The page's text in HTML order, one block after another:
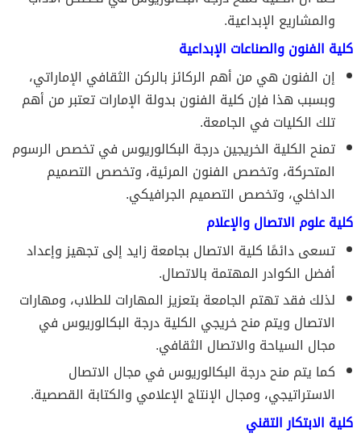
والمشاريع الإبداعية.
كلية الفنون والصناعات الإبداعية
إن الفنون هي من أهم الركائز بالركن الثقافي الإماراتي،
وبسبب هذا فإن كلية الفنون بدولة الإمارات تعتبر من أهم
تلك الكليات في الجامعة.
تمنح الكلية الخريجين درجة البكالوريوس في تخصص الرسوم
المتحركة، وتخصص الفنون المرئية، وتخصص التصميم
الداخلي، وتخصص التصميم الجرافيكي.
كلية علوم الاتصال والإعلام
تسعى دائمًا كلية الاتصال بجامعة زايد إلى تجهيز وإعداد
أفضل الكوادر المهتمة بالاتصال.
لذلك فقد تهتم الجامعة بتعزيز المهارات للطلاب، ومهارات
الاتصال ويتم منح خريجي الكلية درجة البكالوريوس في
مجال السياحة والاتصال الثقافي.
كما يتم منح درجة البكالوريوس في مجال الاتصال
الاستراتيجي، ومجال الإنتاج الإعلامي والكتابة القصصية.
كلية الابتكار التقني